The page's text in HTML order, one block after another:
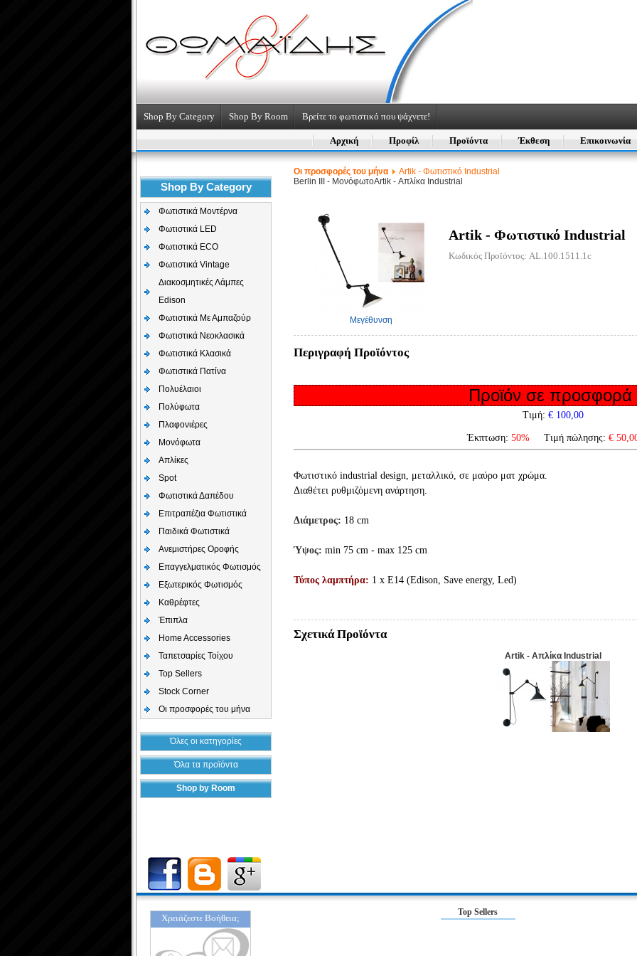
Shop By Category Shop By Room Βρείτε το φωτιστικό που ψάχνετε!
Αρχική Προφίλ Προϊόντα Έκθεση Επικοινωνία
Shop By Category
Φωτιστικά Μοντέρνα
Φωτιστικά LED
Φωτιστικά ECO
Φωτιστικά Vintage
Διακοσμητικές Λάμπες
Edison
Φωτιστικά Με Αμπαζούρ
Φωτιστικά Νεοκλασικά
Φωτιστικά Κλασικά
Φωτιστικά Πατίνα
Πολυέλαιοι
Πολύφωτα
Πλαφονιέρες
Μονόφωτα
Απλίκες
Spot
Φωτιστικά Δαπέδου
Επιτραπέζια Φωτιστικά
Παιδικά Φωτιστικά
Aνεμιστήρες Οροφής
Επαγγελματικός Φωτισμός
Εξωτερικός Φωτισμός
Καθρέφτες
Έπιπλα
Home Accessories
Ταπετσαρίες Τοίχου
Top Sellers
Stock Corner
Οι προσφορές του μήνα
Όλες οι κατηγορίες
Όλα τα προϊόντα
Shop by Room
Οι προσφορές του μήνα
Artik - Φωτιστικό Industrial
Berlin III - ΜονόφωτοArtik - Απλίκα Industrial
Μεγέθυνση
Artik - Φωτιστικό Industrial
Κωδικός Προϊόντος: AL.100.1511.1c
Περιγραφή Προϊόντος
Προϊόν σε προσφορά
Τιμή: € 100,00
Έκπτωση: 50% Τιμή πώλησης: €
Φωτιστικό industrial design, μεταλλικό, σε μαύρο ματ χρώμα.
Διαθέτει ρυθμιζόμενη ανάρτηση.
Διάμετρος: 18 cm
Ύψος: min 75 cm - max 125 cm
Τύπος λαμπτήρα: 1 x Ε14 (Edison, Save energy, Led)
Σχετικά Προϊόντα
Artik - Απλίκα Industrial
Χρειάζεστε Βοήθεια;
Top Sellers